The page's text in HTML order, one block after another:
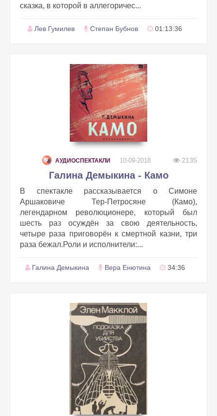
сказка, в которой в аллегоричес...
Лев Гумилев Степан Бубнов 01:13:36
АУДИОСПЕКТАКЛИ 10-09-2018 2135
Галина Демыкина - Камо
В спектакле рассказывается о Симоне
Аршаковиче Тер-Петросяне (Камо),
легендарном революционере, который был
шесть раз осуждён за свою деятельность,
четыре раза приговорён к смертной казни, три
раза бежал.Роли и исполнители:...
Галина Демыкина Вера Енютина 34:36